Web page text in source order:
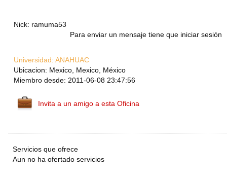
Nick: ramuma53
Para enviar un mensaje tiene que iniciar sesión
Universidad: ANAHUAC
Ubicacion: Mexico, Mexico, México
Miembro desde: 2011-06-08 23:47:56
Invita a un amigo a esta Oficina
Servicios que ofrece
Aun no ha ofertado servicios